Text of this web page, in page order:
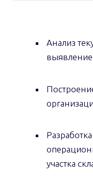
Анализ
выявление
участка